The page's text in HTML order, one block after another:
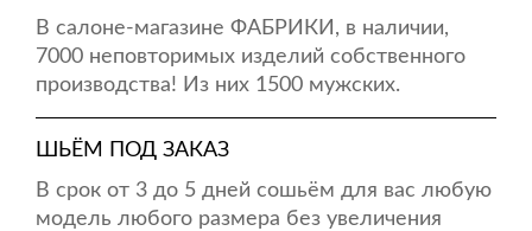
В салоне-магазине ФАБРИКИ, в наличии,
7000 неповторимых изделий собственного
производства! Из них 1500 мужских.
ШЬЁМ ПОД ЗАКАЗ
В срок от 3 до 5 дней сошьём для вас любую
модель любого размера без увеличения